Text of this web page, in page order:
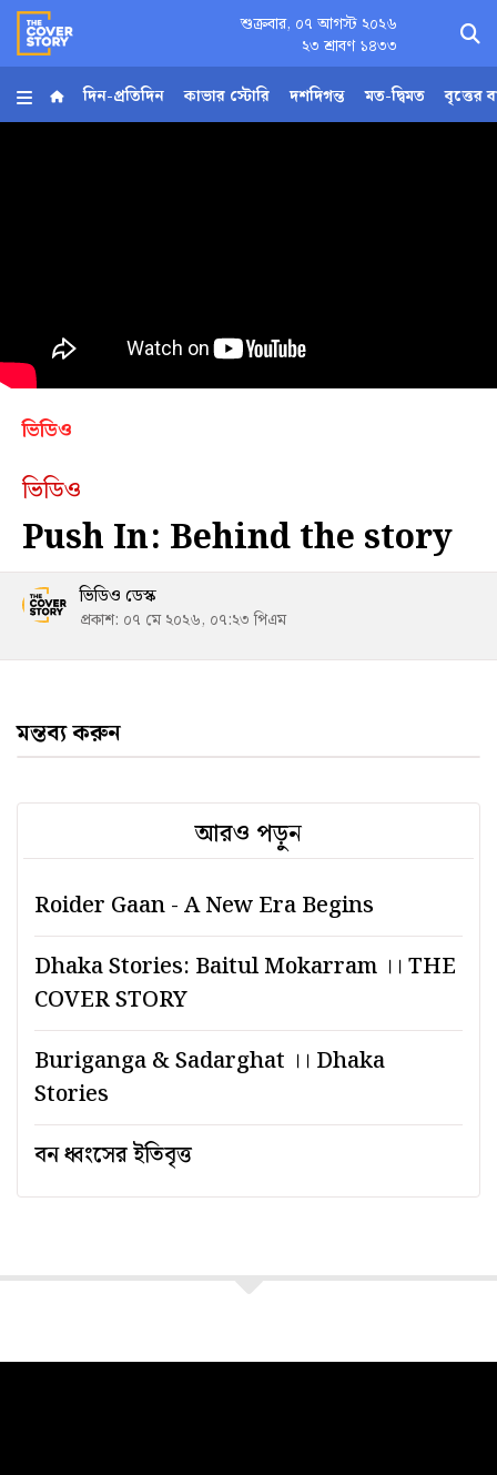
শুক্রবার, ০৭ আগস্ট ২০২৬
২৩ শ্রাবণ ১৪৩৩
হোম
Follow
দিন-প্রতিদিন কাভার স্টোরি দশদিগন্ত মত-দ্বিমত বৃত্তের
ভিডিও
ভিডিও
Push In: Behind the story
ভিডিও ডেস্ক
প্রকাশ: ০৭ মে ২০২৬, ০৭:২৩ পিএম
মন্তব্য করুন
আরও পড়ুন
Roider Gaan - A New Era Begins
Dhaka Stories: Baitul Mokarram ।। THE
COVER STORY
Buriganga & Sadarghat ।। Dhaka
Stories
বন ধ্বংসের ইতিবৃত্ত